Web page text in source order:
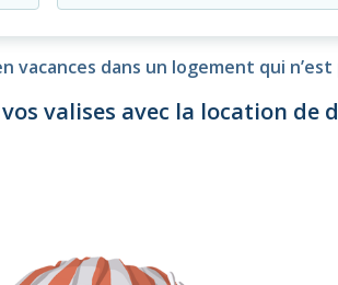
vacances dans un logement qui
valises avec la location de